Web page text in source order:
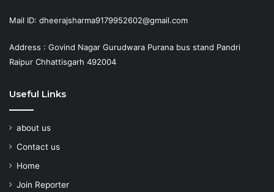
Mail ID: dheerajsharma9179952602@gmail.com
Address : Govind Nagar Gurudwara Purana bus stand Pandri
Raipur Chhattisgarh 492004
Useful Links
about us
Contact us
Home
Join Reporter